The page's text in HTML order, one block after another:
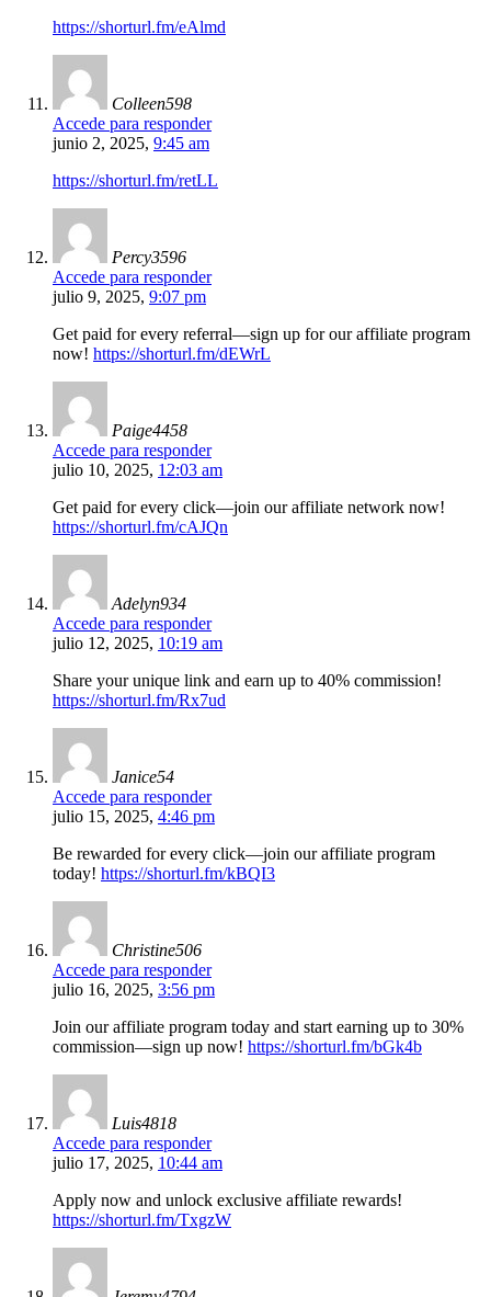
https://shorturl.fm/eAlmd
Colleen598
Accede para responder
junio 2, 2025, 9:45 am
https://shorturl.fm/retLL
Percy3596
Accede para responder
julio 9, 2025, 9:07 pm
Get paid for every referral—sign up for our affiliate program
now! https://shorturl.fm/dEWrL
Paige4458
Accede para responder
julio 10, 2025, 12:03 am
Get paid for every click—join our affiliate network now!
https://shorturl.fm/cAJQn
Adelyn934
Accede para responder
julio 12, 2025, 10:19 am
Share your unique link and earn up to 40% commission!
https://shorturl.fm/Rx7ud
Janice54
Accede para responder
julio 15, 2025, 4:46 pm
Be rewarded for every click—join our affiliate program
today! https://shorturl.fm/kBQI3
Christine506
Accede para responder
julio 16, 2025, 3:56 pm
Join our affiliate program today and start earning up to 30%
commission—sign up now! https://shorturl.fm/bGk4b
Luis4818
Accede para responder
julio 17, 2025, 10:44 am
Apply now and unlock exclusive affiliate rewards!
https://shorturl.fm/TxgzW